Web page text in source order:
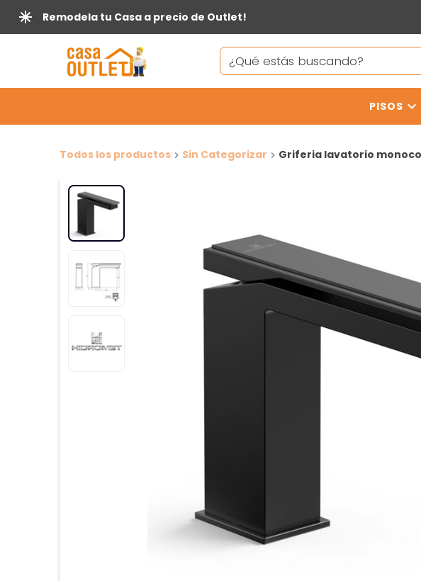
Remodela tu Casa a precio de Outlet!
PISOS
Todos los productos Sin Categorizar Griferia lavatorio